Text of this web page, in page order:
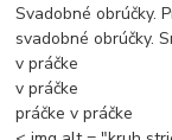
Svadobné obrúčky.
svadobné obrúčky.
v práčke
v práčke
práčkev práčke